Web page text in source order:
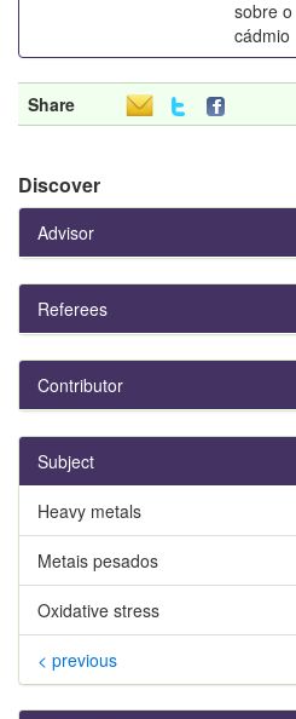
sobre o
cádmio
Share
Discover
Advisor
Referees
Contributor
Subject
Heavy metals
Metais pesados
Oxidative stress
< previous